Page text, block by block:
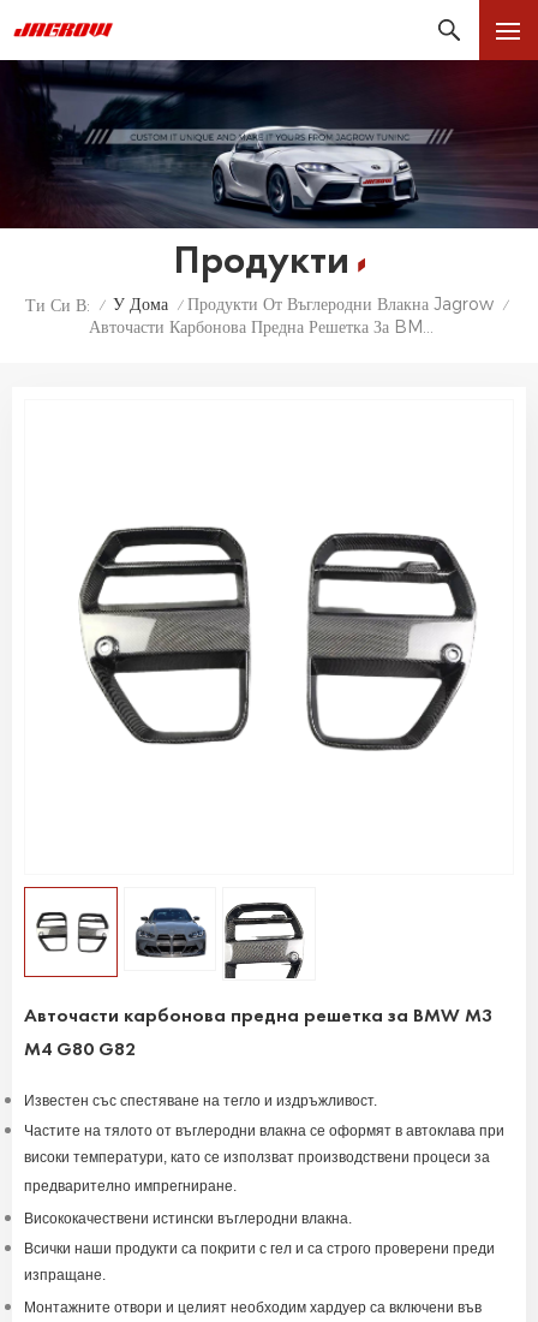
Продукти
Ти Си В: / У Дома / Продукти От Въглеродни Влакна Jagrow /
Авточасти карбонова предна решетка за BMW M3
M4 G80 G82
Известен със спестяване на тегло и издръжливост.
Частите на тялото от въглеродни влакна се оформят в автоклава при
високи температури, като се използват производствени процеси за
предварително импрегниране.
Висококачествени истински въглеродни влакна.
Всички наши продукти са покрити с гел и са строго проверени преди
изпращане.
Монтажните отвори и целият необходим хардуер са включени във